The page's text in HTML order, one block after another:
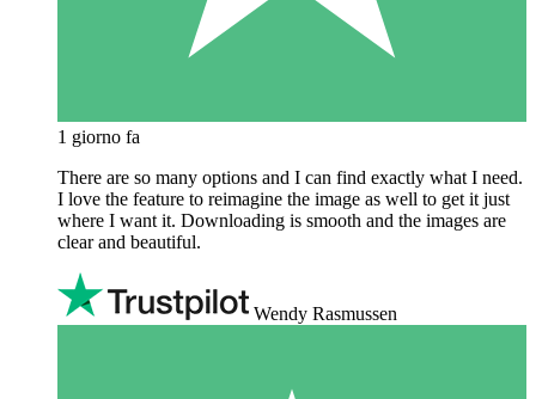
1 giorno fa
There are so many options and I can find exactly what I need.
I love the feature to reimagine the image as well to get it just
where I want it. Downloading is smooth and the images are
clear and beautiful.
Wendy Rasmussen